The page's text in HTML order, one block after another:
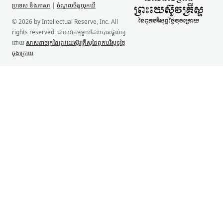
ប្រទេស និង​ភាសា | ចំណូលចិត្ត​ឃុកឃី
© 2026 by Intellectual Reserve, Inc. All
rights reserved. ជា​សេវាកម្ម​មួយ​ដែល​បាន​ផ្ដល់​ឲ្យ​
ដោយ សាសនាចក្រ​នៃ​ព្រះយេស៊ូវគ្រីស្ទ​នៃ​ពួក​បរិសុទ្ធ​ថ្ងៃ​
ចុង​ក្រោយ